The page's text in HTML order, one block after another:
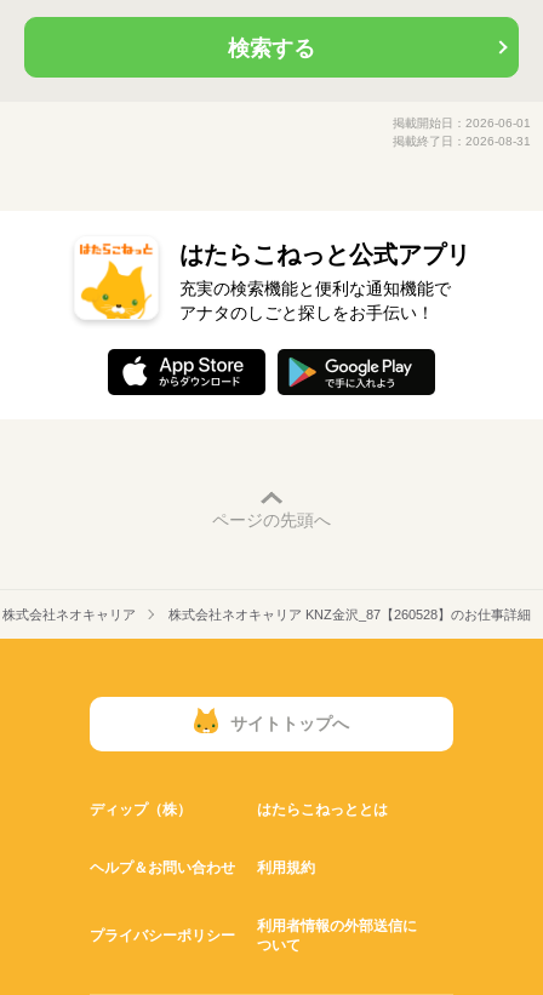
検索する
掲載開始日：2026-06-01
掲載終了日：2026-08-31
はたらこねっと公式アプリ
充実の検索機能と便利な通知機能で
アナタのしごと探しをお手伝い！
ページの先頭へ
株式会社ネオキャリア 株式会社ネオキャリア KNZ金沢_87【260528】のお仕事詳細
サイトトップへ
ディップ（株） はたらこねっととは
ヘルプ＆お問い合わせ 利用規約
プライバシーポリシー
利用者情報の外部送信に
ついて